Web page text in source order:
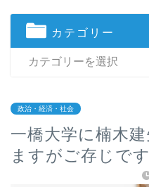
カテゴリー
政治・経済・社会
一橋大学に楠木
ますがご存じです